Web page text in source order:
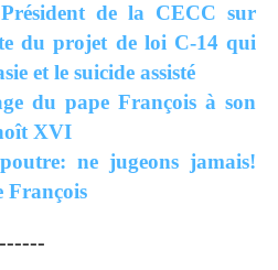
de la CECC sur
du projet de loi C-14 qui
et le suicide assisté
du pape François à son
XVI
ne jugeons jamais!
François